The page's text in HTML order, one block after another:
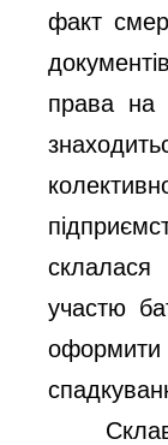
факт
права на
участю
оформити